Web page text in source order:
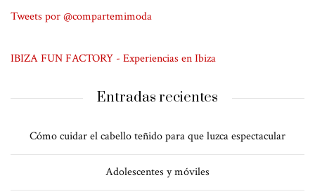
Tweets por @compartemimoda
IBIZA FUN FACTORY - Experiencias en Ibiza
Entradas recientes
Cómo cuidar el cabello teñido para que luzca espectacular
Adolescentes y móviles